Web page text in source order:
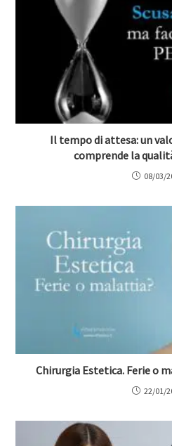
Il tempo di attesa: un
comprende la
08/03/
Chirurgia Estetica. Ferie o
22/01/